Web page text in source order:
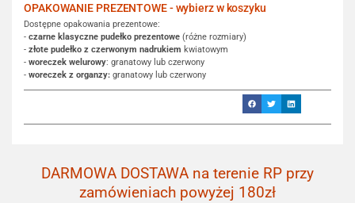
OPAKOWANIE PREZENTOWE - wybierz w koszyku
Dostępne opakowania prezentowe:
- czarne klasyczne pudełko prezentowe (różne rozmiary)
- złote pudełko z czerwonym nadrukiem kwiatowym
- woreczek welurowy: granatowy lub czerwony
- woreczek z organzy: granatowy lub czerwony
DARMOWA DOSTAWA na terenie RP przy
zamówieniach powyżej 180zł